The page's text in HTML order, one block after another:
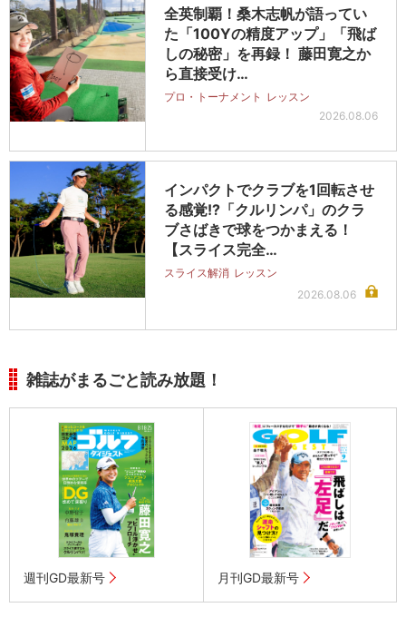
全英制覇！桑木志帆が語ってい
た「100Yの精度アップ」「飛ば
しの秘密」を再録！ 藤田寛之か
ら直接受け…
プロ・トーナメント レッスン
2026.08.06
インパクトでクラブを1回転させ
る感覚!?「クルリンパ」のクラ
ブさばきで球をつかまえる！
【スライス完全…
スライス解消 レッスン
2026.08.06
雑誌がまるごと読み放題！
週刊GD最新号 月刊GD最新号